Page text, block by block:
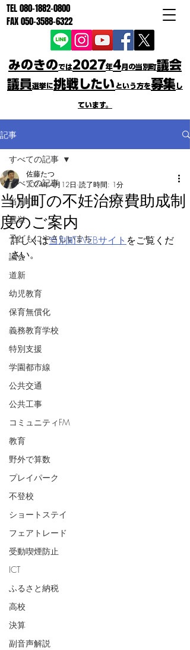
TEL080-1882-0800
FAX050-3588-6322
みのきのでは2027年4月の当別町議会
議員選挙に挑戦したい という方を募集 し
ています。
記事
すべての記事
当別町
選挙
子どもにやさしいまち
議会
道新
幼児教育
保育無償化
義務教育学校
特別支援
学園都市線
公共交通
公共工事
コミュニティFM
教育
野外で算数
プレイパーク
不登校
ショートステイ
フェアトレード
受動喫煙防止
ICT
ふるさと納税
高校
決算
副音声解説
すべての記事
当別町の不妊治療費助成制
度のご案内
佐藤たつ
2024年4月12日 読了時間: 1分
詳しくは当別町WEBサイト をご覧くだ
さい。